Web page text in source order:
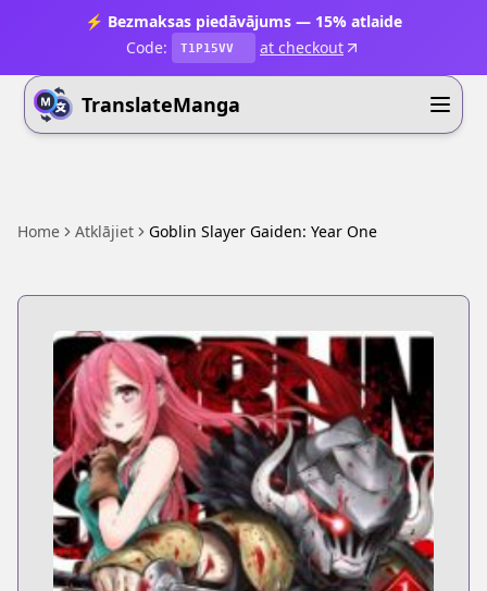
⚡ Bezmaksas piedāvājums — 15% atlaide
Code:
T1P15VV at checkout
TranslateManga
Home Atklājiet Goblin Slayer Gaiden: Year One